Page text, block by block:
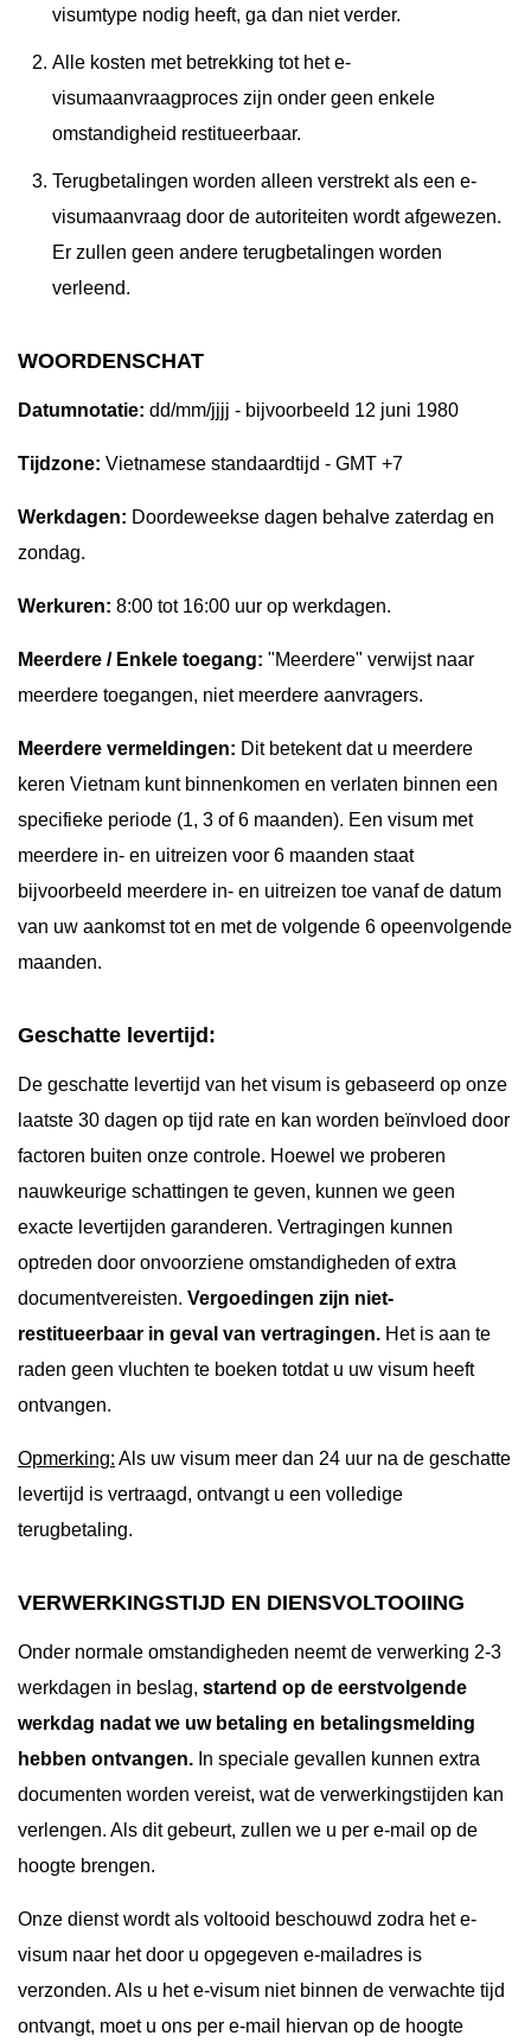
visumtype nodig heeft, ga dan niet verder.
Alle kosten met betrekking tot het e-
visumaanvraagproces zijn onder geen enkele
omstandigheid restitueerbaar.
Terugbetalingen worden alleen verstrekt als een e-
visumaanvraag door de autoriteiten wordt afgewezen.
Er zullen geen andere terugbetalingen worden
verleend.
WOORDENSCHAT
Datumnotatie: dd/mm/jjjj - bijvoorbeeld 12 juni 1980
Tijdzone: Vietnamese standaardtijd - GMT +7
Werkdagen: Doordeweekse dagen behalve zaterdag en
zondag.
Werkuren: 8:00 tot 16:00 uur op werkdagen.
Meerdere / Enkele toegang: "Meerdere" verwijst naar
meerdere toegangen, niet meerdere aanvragers.
Meerdere vermeldingen: Dit betekent dat u meerdere
keren Vietnam kunt binnenkomen en verlaten binnen een
specifieke periode (1, 3 of 6 maanden). Een visum met
meerdere in- en uitreizen voor 6 maanden staat
bijvoorbeeld meerdere in- en uitreizen toe vanaf de datum
van uw aankomst tot en met de volgende 6 opeenvolgende
maanden.
Geschatte levertijd:
De geschatte levertijd van het visum is gebaseerd op onze
laatste 30 dagen op tijd rate en kan worden beïnvloed door
factoren buiten onze controle. Hoewel we proberen
nauwkeurige schattingen te geven, kunnen we geen
exacte levertijden garanderen. Vertragingen kunnen
optreden door onvoorziene omstandigheden of extra
documentvereisten. Vergoedingen zijn niet-
restitueerbaar in geval van vertragingen. Het is aan te
raden geen vluchten te boeken totdat u uw visum heeft
ontvangen.
Opmerking: Als uw visum meer dan 24 uur na de geschatte
levertijd is vertraagd, ontvangt u een volledige
terugbetaling.
VERWERKINGSTIJD EN DIENSVOLTOOIING
Onder normale omstandigheden neemt de verwerking 2-3
werkdagen in beslag, startend op de eerstvolgende
werkdag nadat we uw betaling en betalingsmelding
hebben ontvangen. In speciale gevallen kunnen extra
documenten worden vereist, wat de verwerkingstijden kan
verlengen. Als dit gebeurt, zullen we u per e-mail op de
hoogte brengen.
Onze dienst wordt als voltooid beschouwd zodra het e-
visum naar het door u opgegeven e-mailadres is
verzonden. Als u het e-visum niet binnen de verwachte tijd
ontvangt, moet u ons per e-mail hiervan op de hoogte